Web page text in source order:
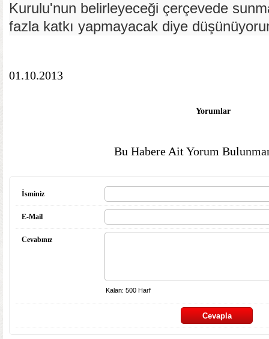
Kurulu'nun belirleyeceği çerçevede
fazla katkı yapmayacak diye
01.10.2013
Yorumlar
Bu Habere Ait Yorum
İsminiz
E-Mail
Cevabınız